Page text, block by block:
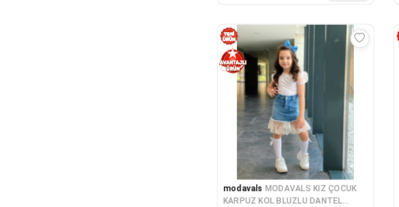
modavals MODAVALS KIZ ÇOCUK
KARPUZ KOL BLUZLU DANTEL